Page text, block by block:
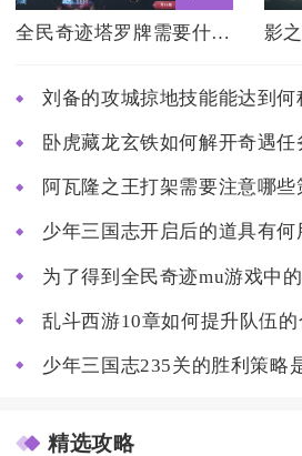
全民奇迹塔罗牌需要什么条件
刘备的攻城掠地技能能达到何
卧虎藏龙玄铁如何解开奇遇任
阿瓦隆之王打架需要注意哪些
少年三国志开启后的道具有何
少年三国志235关的胜利策略
精选攻略